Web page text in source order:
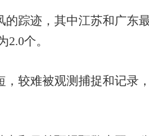
踪迹，其中江苏和广东
个。
较难被观测捕捉和记录